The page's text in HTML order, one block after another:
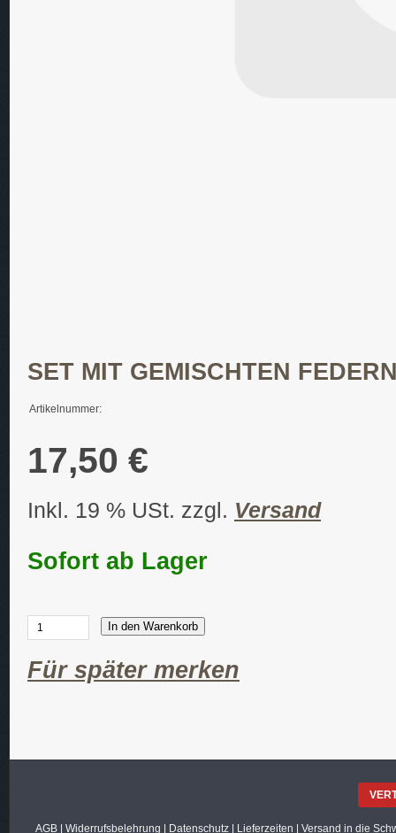
SET MIT GEMISCHTEN
Artikelnummer:
17,50 €
Inkl. 19 % USt. zzgl. Versand
Sofort ab Lager
In den Warenkorb
Für später merken
AGB| Widerrufsbelehrung Datenschutz| Lieferzeiten Versand in die